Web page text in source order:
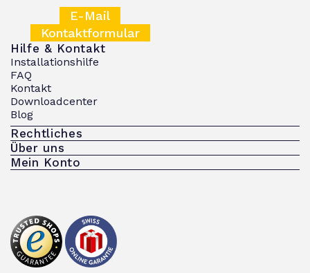
E-Mail
Kontaktformular
Hilfe & Kontakt
Installationshilfe
FAQ
Kontakt
Downloadcenter
Blog
Rechtliches
Über uns
Mein Konto